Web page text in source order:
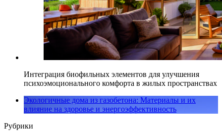
Интеграция биофильных элементов для улучшения
психоэмоционального комфорта в жилых пространствах
Экологичные дома из газобетона: Материалы и их
влияние на здоровье и энергоэффективность
Рубрики